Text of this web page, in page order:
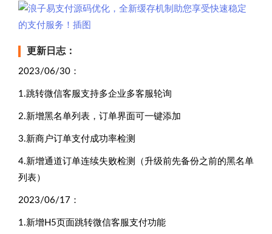
更新日志：
2023/06/30：
1.跳转微信客服支持多企业多客服轮询
2.新增黑名单列表，订单界面可一键添加
3.新商户订单支付成功率检测
4.新增通道订单连续失败检测（升级前先备份之前的黑名单
列表）
2023/06/17：
1.新增H5页面跳转微信客服支付功能